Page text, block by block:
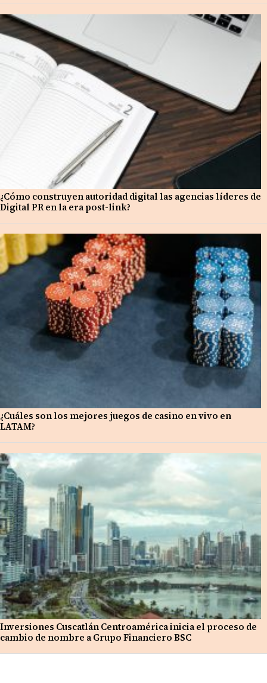
¿Cómo construyen autoridad digital las agencias líderes de
Digital PR en la era post-link?
¿Cuáles son los mejores juegos de casino en vivo en
LATAM?
Inversiones Cuscatlán Centroamérica inicia el proceso de
cambio de nombre a Grupo Financiero BSC